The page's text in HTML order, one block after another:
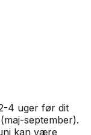
4 uger før dit
september).
kan være